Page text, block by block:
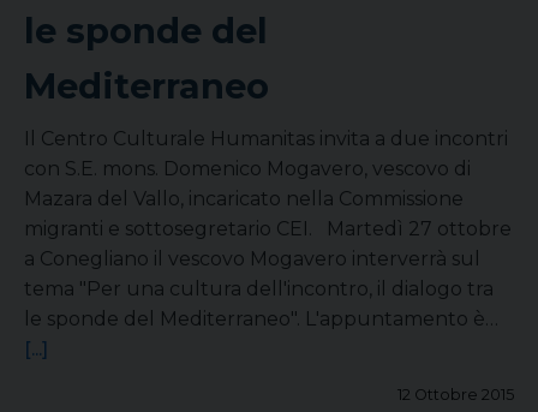
le sponde del
Mediterraneo
Il Centro Culturale Humanitas invita a due incontri
con S.E. mons. Domenico Mogavero, vescovo di
Mazara del Vallo, incaricato nella Commissione
migranti e sottosegretario CEI. Martedì 27 ottobre
a Conegliano il vescovo Mogavero interverrà sul
tema "Per una cultura dell'incontro, il dialogo tra
le sponde del Mediterraneo". L'appuntamento è…
[...]
12 Ottobre 2015